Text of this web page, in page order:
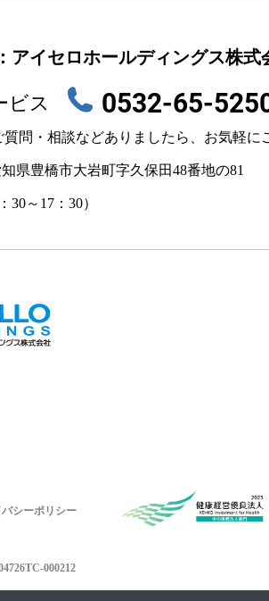
アイセロホールディングス株式
ビス 0532-65-
問・相談などありましたら、お気軽に
県豊橋市大岩町字久保田48番地の81
～17：30）
バシーポリシー
26TC-000212